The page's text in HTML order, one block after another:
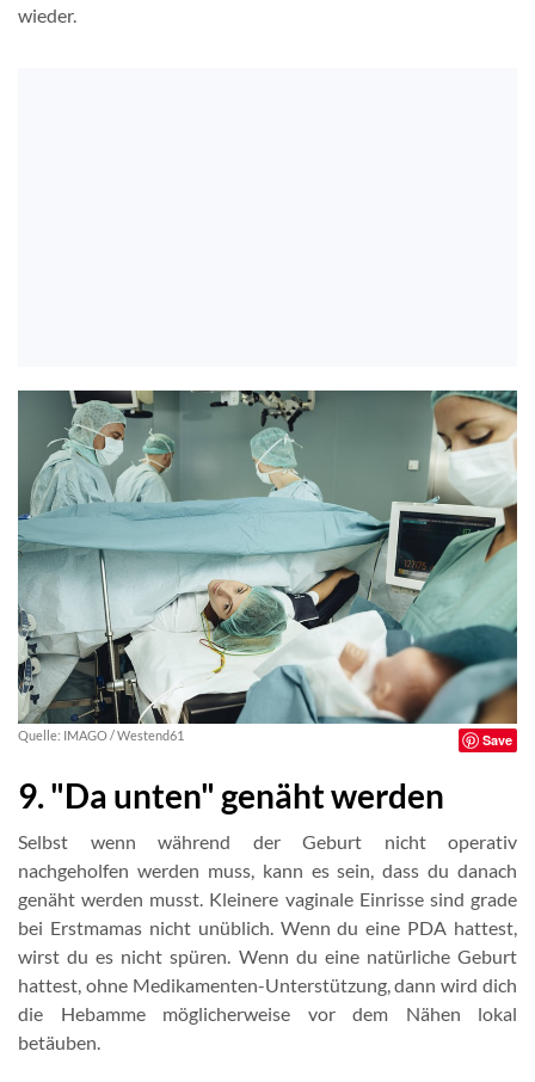
wieder.
Quelle: IMAGO / Westend61 Save
9. "Da unten" genäht werden
Selbst wenn während der Geburt nicht operativ
nachgeholfen werden muss, kann es sein, dass du danach
genäht werden musst. Kleinere vaginale Einrisse sind grade
bei Erstmamas nicht unüblich. Wenn du eine PDA hattest,
wirst du es nicht spüren. Wenn du eine natürliche Geburt
hattest, ohne Medikamenten-Unterstützung, dann wird dich
die Hebamme möglicherweise vor dem Nähen lokal
betäuben.